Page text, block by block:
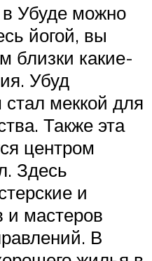
Убуде можно
йогой, вы
близки какие-
Убуд
меккой для
Также эта
центром
Здесь
и
и мастеров
В